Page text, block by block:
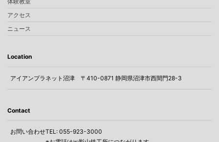
アクセス
ニュース
Location
アイアンプラネット沼津 〒410-0871 静岡県沼津市西間門28-3
Contact
お問い合わせTEL: 055-923-3000